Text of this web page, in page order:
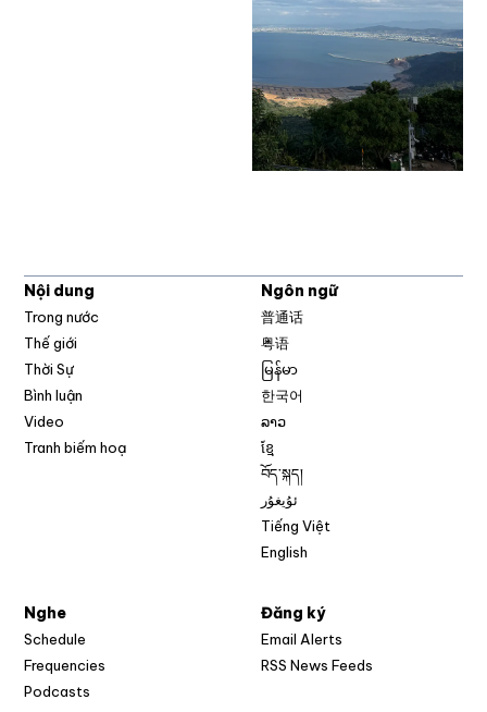
Nội dung
Trong nước
Thế giới
Thời Sự
Bình luận
Video
Tranh biếm hoạ
Ngôn ngữ
普通话
粤语
မြန်မာ
한국어
ລາວ
ខ្មែ
བོད་སྐད།
ئۇيغۇر
Tiếng Việt
English
Nghe
Schedule
Frequencies
Podcasts
Đăng ký
Email Alerts
RSS News Feeds